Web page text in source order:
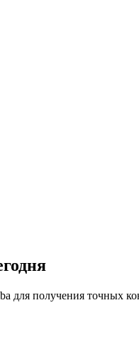
для получения точных